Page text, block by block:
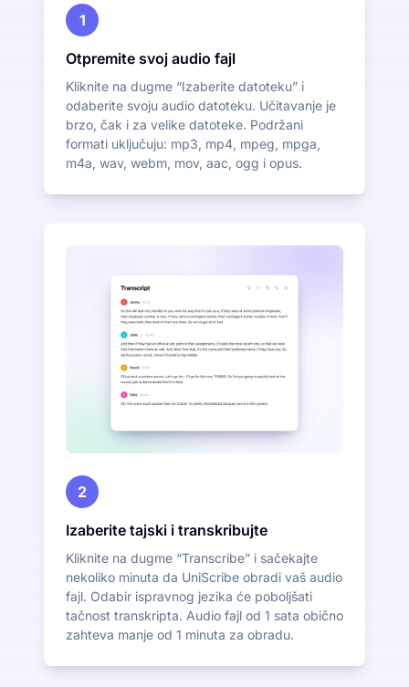
1
Otpremite svoj audio fajl
Kliknite na dugme “Izaberite datoteku” i
odaberite svoju audio datoteku. Učitavanje je
brzo, čak i za velike datoteke. Podržani
formati uključuju: mp3, mp4, mpeg, mpga,
m4a, wav, webm, mov, aac, ogg i opus.
2
Izaberite tajski i transkribujte
Kliknite na dugme “Transcribe” i sačekajte
nekoliko minuta da UniScribe obradi vaš audio
fajl. Odabir ispravnog jezika će poboljšati
tačnost transkripta. Audio fajl od 1 sata obično
zahteva manje od 1 minuta za obradu.